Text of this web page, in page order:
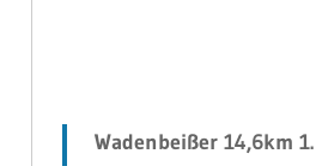
Wadenbeißer 14,6km